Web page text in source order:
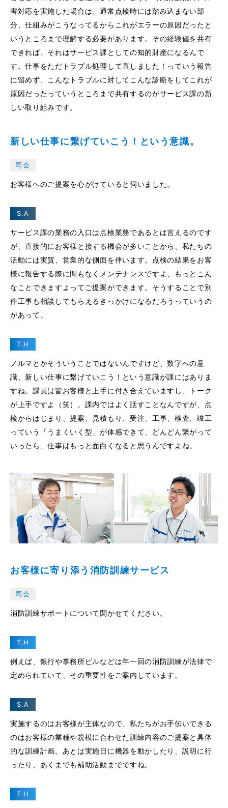
害対応を実施した場合は、通常点検時には踏み込まない部
分、仕組みがこうなってるからこれがエラーの原因だったと
いうところまで理解する必要があります。その経験値を共有
できれば、それはサービス課としての知的財産になるんで
す。仕事をただトラブル処理して直しました！っていう報告
に留めず、こんなトラブルに対してこんな診断をしてこれが
原因だったっていうところまで共有するのがサービス課の新
しい取り組みです。
新しい仕事に繋げていこう！という意識。
司会
お客様へのご提案を心がけていると伺いました。
S.A
サービス課の業務の入口は点検業務であるとは言えるのです
が、直接的にお客様と接する機会が多いことから、私たちの
活動には実質、営業的な側面を伴います。点検の結果をお客
様に報告する際に間もなくメンテナンスですよ、もっとこん
なことできますよってご提案ができます。そうすることで別
件工事も相談してもらえるきっかけになるだろうっていうの
があって。
T.H
ノルマとかそういうことではないんですけど、数字への意
識、新しい仕事に繋げていこう！という意識が課にはありま
すね。課員は皆お客様と上手に付き合えていますし、トーク
が上手ですよ（笑）。課内ではよく話すことなんですが、点
検からはじまり、提案、見積もり、受注、工事、検査、竣工
っていう「うまくいく型」が体感できて、どんどん繋がって
いったら、仕事はもっと面白くなると思うんですよね。
お客様に寄り添う消防訓練サービス
司会
消防訓練サポートについて聞かせてください。
T.H
例えば、銀行や事務所ビルなどは年一回の消防訓練が法律で
定められていて、その重要性をご案内しています。
S.A
実施するのはお客様が主体なので、私たちがお手伝いできる
のはお客様の業種や規模に合わせた訓練内容のご提案と具体
的な訓練計画。あとは実施日に機器を動かしたり、説明に行
ったり、あくまでも補助活動までですね。
T.H